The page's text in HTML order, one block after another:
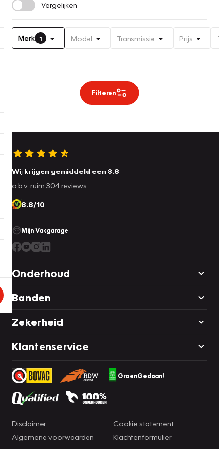
Vergelijken
Merk 1 Model Transmissie Prijs
Filteren
Wij krijgen gemiddeld een 8.8
o.b.v. ruim 304 reviews
8.8/10
Mijn Vakgarage
Onderhoud
Banden
Zekerheid
Klantenservice
GroenGedaan!
Disclaimer
Algemene voorwaarden
Cookie statement
Klachtenformulier